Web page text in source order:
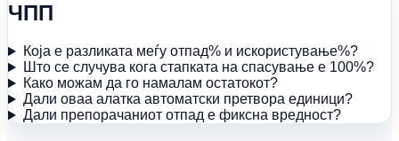
ЧПП
Која е разликата меѓу отпад% и искористување%?
Што се случува кога стапката на спасување е 100%?
Како можам да го намалам остатокот?
Дали оваа алатка автоматски претвора единици?
Дали препорачаниот отпад е фиксна вредност?